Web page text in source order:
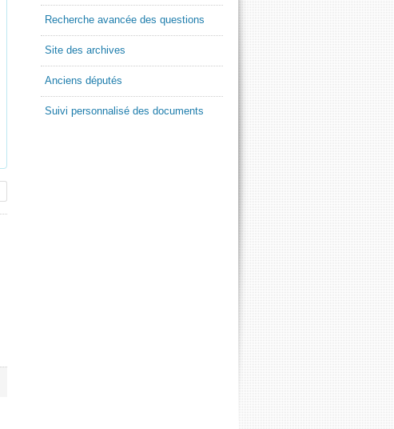
Recherche avancée des questions
Site des archives
Anciens députés
Suivi personnalisé des documents